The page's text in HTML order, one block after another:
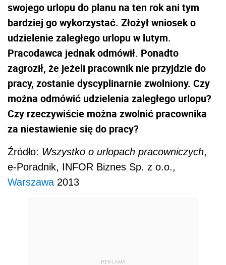
swojego urlopu do planu na ten rok ani tym
bardziej go wykorzystać. Złożył wniosek o
udzielenie zaległego urlopu w lutym.
Pracodawca jednak odmówił. Ponadto
zagroził, że jeżeli pracownik nie przyjdzie do
pracy, zostanie dyscyplinarnie zwolniony. Czy
można odmówić udzielenia zaległego urlopu?
Czy rzeczywiście można zwolnić pracownika
za niestawienie się do pracy?
Źródło: Wszystko o urlopach pracowniczych,
e-Poradnik, INFOR Biznes Sp. z o.o.,
Warszawa 2013
REKLAMA